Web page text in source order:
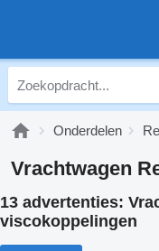
Onderdelen
Vrachtwagen
13 advertenties:
viscokoppelingen